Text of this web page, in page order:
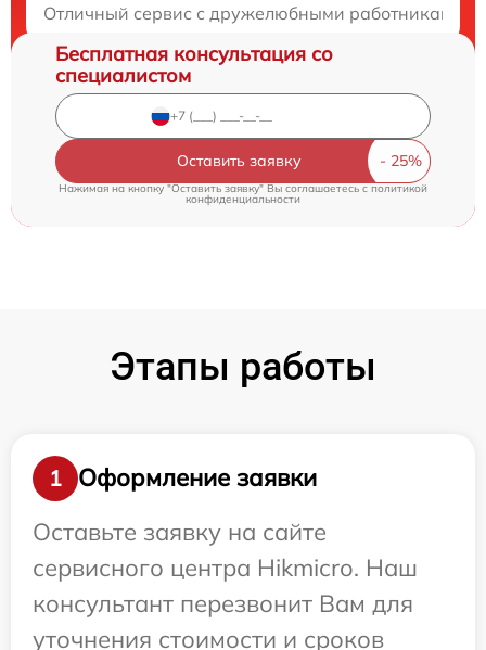
Отличный сервис с дружелюбными работниками.
Бесплатная консультация со
специалистом
Оставить заявку
Нажимая на кнопку "Оставить заявку" Вы соглашаетесь cполитикой
конфиденциальности
Этапы работы
1
Оформление заявки
Оставьте заявку на сайте
сервисного центра Hikmicro. Наш
консультант перезвонит Вам для
уточнения стоимости и сроков